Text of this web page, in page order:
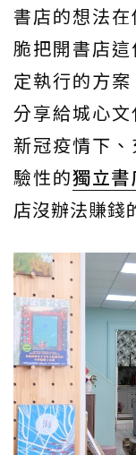
書店的想法
脆把開書店
定執行的方
分享給城心
新冠疫情下
驗性的獨立書
店沒辦法賺錢